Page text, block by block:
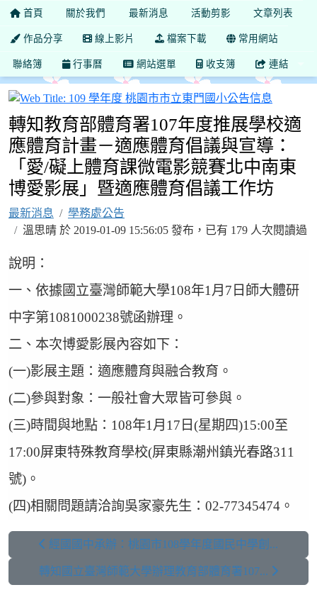
首頁 關於我們 最新消息 活動剪影 文章列表
作品分享 線上影片 檔案下載 常用網站
聯絡簿 行事曆 網站選單 收支簿 連結
轉知教育部體育署107年度推展學校適
應體育計畫－適應體育倡議與宣導：
「愛/礙上體育課微電影競賽北中南東
博愛影展」暨適應體育倡議工作坊
最新消息
學務處公告
溫思晴 於 2019-01-09 15:56:05 發布，已有 179 人次閱讀過
說明：
一、依據國立臺灣師範大學108年1月7日師大體研
中字第1081000238號函辦理。
二、本次博愛影展內容如下：
(一)影展主題：適應體育與融合教育。
(二)參與對象：一般社會大眾皆可參與。
(三)時間與地點：108年1月17日(星期四)15:00至
17:00屏東特殊教育學校(屏東縣潮州鎮光春路311
號)。
(四)相關問題請洽詢吳家豪先生：02-77345474。
經國國中承辦：桃園市108學年度國民中學創...
轉知國立臺灣師範大學辦理教育部體育署107...